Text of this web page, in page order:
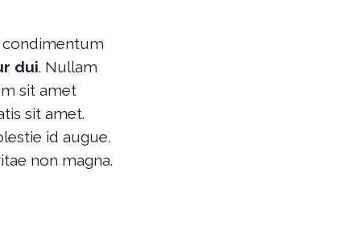
dui. Nullam
sit amet
sit amet.
id augue.
non magna.